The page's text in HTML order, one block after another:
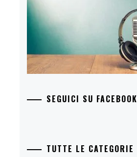
SEGUICI SU FACEBOOK
TUTTE LE CATEGORIE